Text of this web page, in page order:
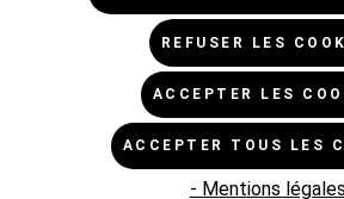
* Tous les prix sont hors TVA TVA
d'expédition de
et frais de livraison
contraire.
REFUSER LES
ACCEPTER LES
ACCEPTER TOUS LES
- Mentions légales